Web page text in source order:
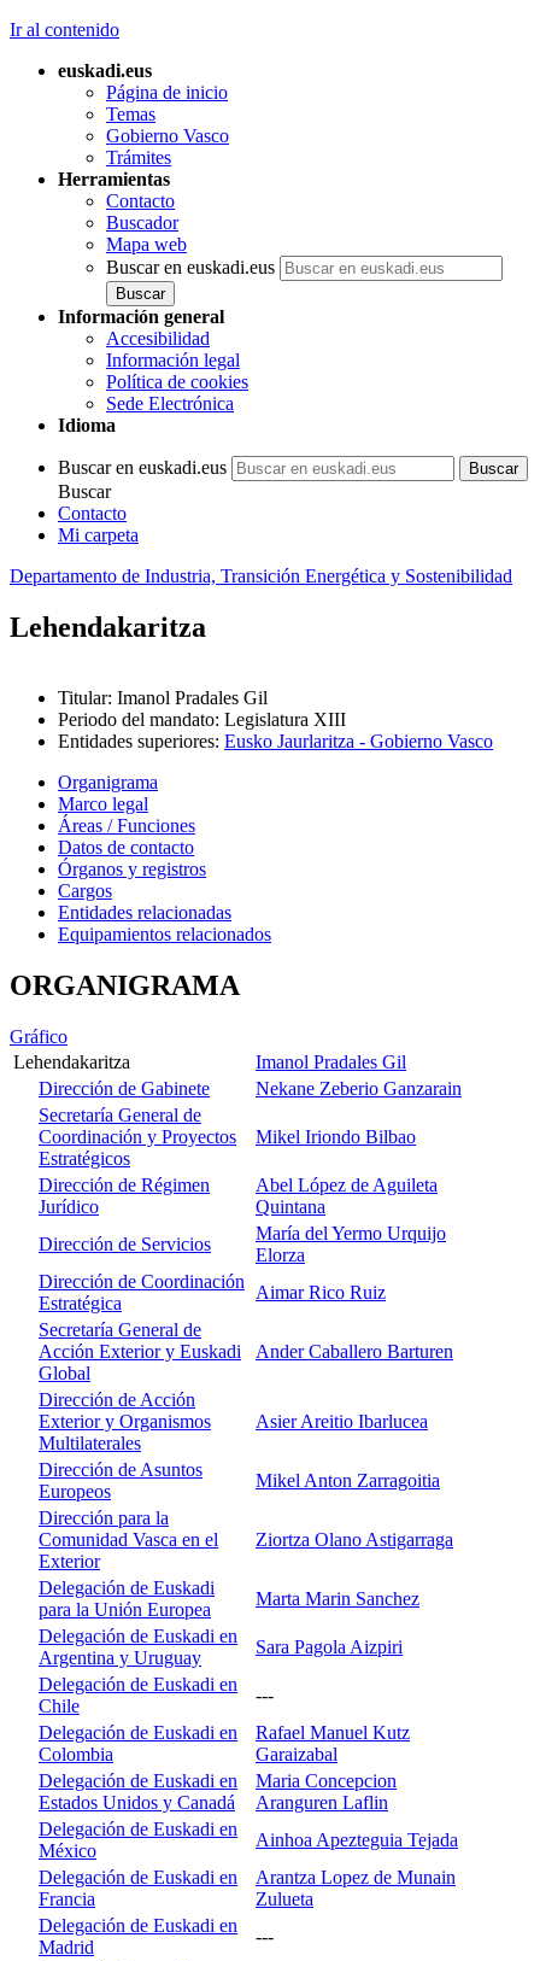
Ir al contenido
euskadi.eus
Página de inicio
Temas
Gobierno Vasco
Trámites
Herramientas
Contacto
Buscador
Mapa web
Buscar en euskadi.eus
Información general
Accesibilidad
Información legal
Política de cookies
Sede Electrónica
Idioma
Buscar en euskadi.eus
Buscar
Contacto
Mi carpeta
Departamento de Industria, Transición Energética y Sostenibilidad
Lehendakaritza
Titular: Imanol Pradales Gil
Periodo del mandato: Legislatura XIII
Entidades superiores: Eusko Jaurlaritza - Gobierno Vasco
Organigrama
Marco legal
Áreas / Funciones
Datos de contacto
Órganos y registros
Cargos
Entidades relacionadas
Equipamientos relacionados
ORGANIGRAMA
Gráfico
Lehendakaritza
Imanol Pradales Gil
Dirección de Gabinete
Nekane Zeberio Ganzarain
Secretaría General de
Coordinación y Proyectos
Estratégicos
Mikel Iriondo Bilbao
Dirección de Régimen
Jurídico
Abel López de Aguileta
Quintana
Dirección de Servicios
María del Yermo Urquijo
Elorza
Dirección de Coordinación
Estratégica
Aimar Rico Ruiz
Secretaría General de
Acción Exterior y Euskadi
Global
Ander Caballero Barturen
Dirección de Acción
Exterior y Organismos
Multilaterales
Asier Areitio Ibarlucea
Dirección de Asuntos
Europeos
Mikel Anton Zarragoitia
Dirección para la
Comunidad Vasca en el
Exterior
Ziortza Olano Astigarraga
Delegación de Euskadi
para la Unión Europea
Marta Marin Sanchez
Delegación de Euskadi en
Argentina y Uruguay
Sara Pagola Aizpiri
Delegación de Euskadi en
Chile
---
Delegación de Euskadi en
Colombia
Rafael Manuel Kutz
Garaizabal
Delegación de Euskadi en
Estados Unidos y Canadá
Maria Concepcion
Aranguren Laflin
Delegación de Euskadi en
México
Ainhoa Apezteguia Tejada
Delegación de Euskadi en
Francia
Arantza Lopez de Munain
Zulueta
Delegación de Euskadi en
Madrid
---